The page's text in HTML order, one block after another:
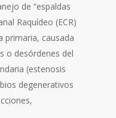
de “espaldas
Raquídeo (ECR)
primaria, causada
o desórdenes del
(estenosis
degenerativos